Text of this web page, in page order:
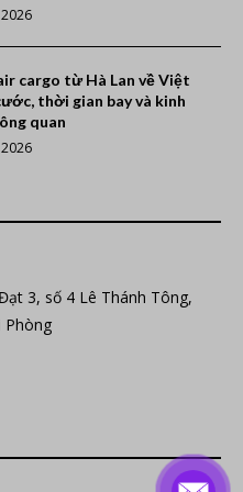
cargo từ Hà Lan về Việt
thời gian bay và kinh
quan
3, số 4 Lê Thánh Tông,
Phòng